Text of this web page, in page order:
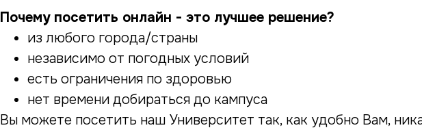
Почему посетить онлайн - это лучшее решение?
из любого города/страны
независимо от погодных условий
есть ограничения по здоровью
нет времени добираться до кампуса
Вы можете посетить наш Университет так, как удобно Вам,